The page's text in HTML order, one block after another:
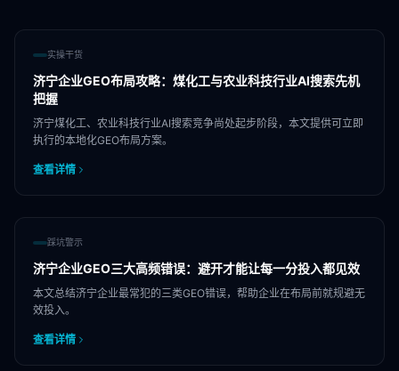
实操干货
济宁企业GEO布局攻略：煤化工与农业科技行业AI搜索先机
把握
济宁煤化工、农业科技行业AI搜索竞争尚处起步阶段，本文提供可立即
执行的本地化GEO布局方案。
查看详情
踩坑警示
济宁企业GEO三大高频错误：避开才能让每一分投入都见效
本文总结济宁企业最常犯的三类GEO错误，帮助企业在布局前就规避无
效投入。
查看详情